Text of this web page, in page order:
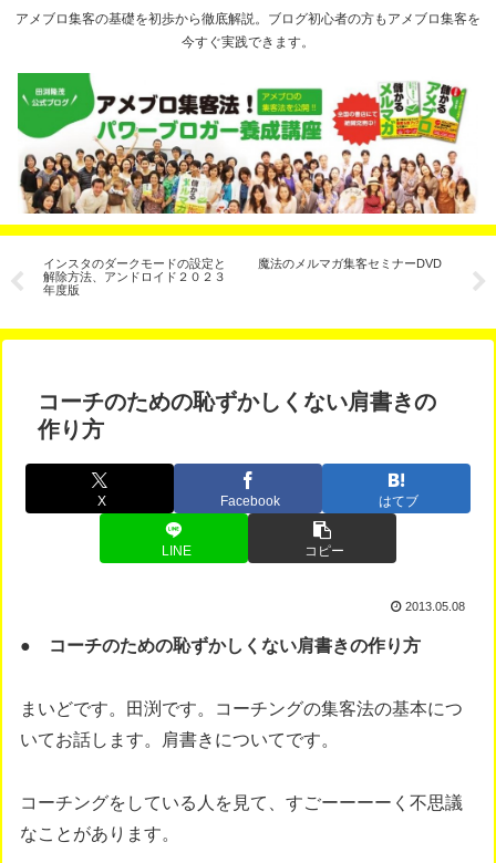
アメブロ集客の基礎を初歩から徹底解説。ブログ初心者の方もアメブロ集客を
今すぐ実践できます。
インスタのダークモードの設定と
解除方法、アンドロイド２０２３
年度版
魔法のメルマガ集客セミナーDVD
ー
コーチのための恥ずかしくない肩書きの
作り方
X Facebook はてブ
LINE コピー
2013.05.08
● コーチのための恥ずかしくない肩書きの作り方
まいどです。田渕です。コーチングの集客法の基本につ
いてお話します。肩書きについてです。
コーチングをしている人を見て、すごーーーーく不思議
なことがあります。